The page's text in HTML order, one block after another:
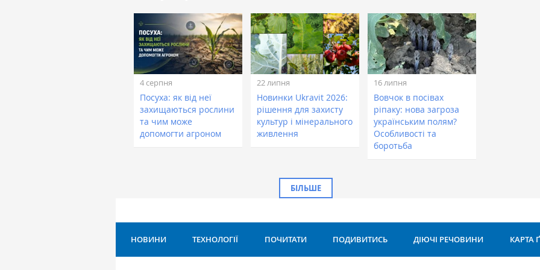
4 серпня
Посуха: як від неї
захищаються рослини
та чим може
допомогти агроном
22 липня
Новинки Ukravit 2026:
рішення для захисту
культур і мінерального
живлення
16 липня
Вовчок в посівах
ріпаку: нова загроза
українським полям?
Особливості та
боротьба
БІЛЬШЕ
НОВИНИ ТЕХНОЛОГІЇ ПОЧИТАТИ ПОДИВИТИСЬ ДІЮЧІ РЕЧОВИНИ КАРТА